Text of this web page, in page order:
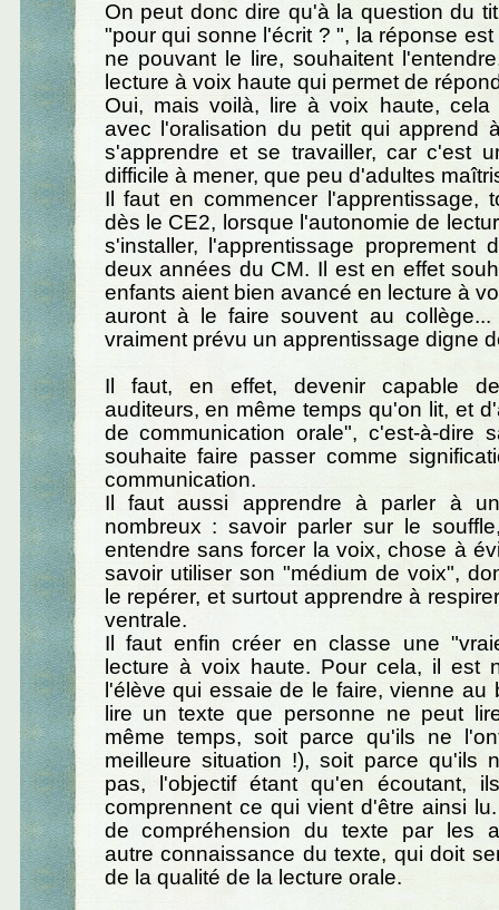
On peut donc dire qu'à la question du
"pour qui sonne l'écrit ? ", la réponse
ne pouvant le lire, souhaitent
lecture à voix haute qui permet de
Oui, mais voilà, lire à voix haute,
avec l'oralisation du petit qui apprend
s'apprendre et se travailler, car c'est
difficile à mener, que peu d'adultes
Il faut en commencer l'apprentissage,
dès le CE2, lorsque l'autonomie de
s'installer, l'apprentissage proprement
deux années du CM. Il est en effet
enfants aient bien avancé en lecture à
auront à le faire souvent au
vraiment prévu un apprentissage digne
Il faut, en effet, devenir capable
auditeurs, en même temps qu'on lit, et
de communication orale", c'est-à-dire
souhaite faire passer comme
communication.
Il faut aussi apprendre à parler à
nombreux : savoir parler sur le
entendre sans forcer la voix, chose à
savoir utiliser son "médium de voix",
le repérer, et surtout apprendre à
ventrale.
Il faut enfin créer en classe une
lecture à voix haute. Pour cela, il est
l'élève qui essaie de le faire, vienne au
lire un texte que personne ne peut
même temps, soit parce qu'ils ne
meilleure situation !), soit parce qu'ils
pas, l'objectif étant qu'en écoutant,
comprennent ce qui vient d'être ainsi
de compréhension du texte par les
autre connaissance du texte, qui doit
de la qualité de la lecture orale.